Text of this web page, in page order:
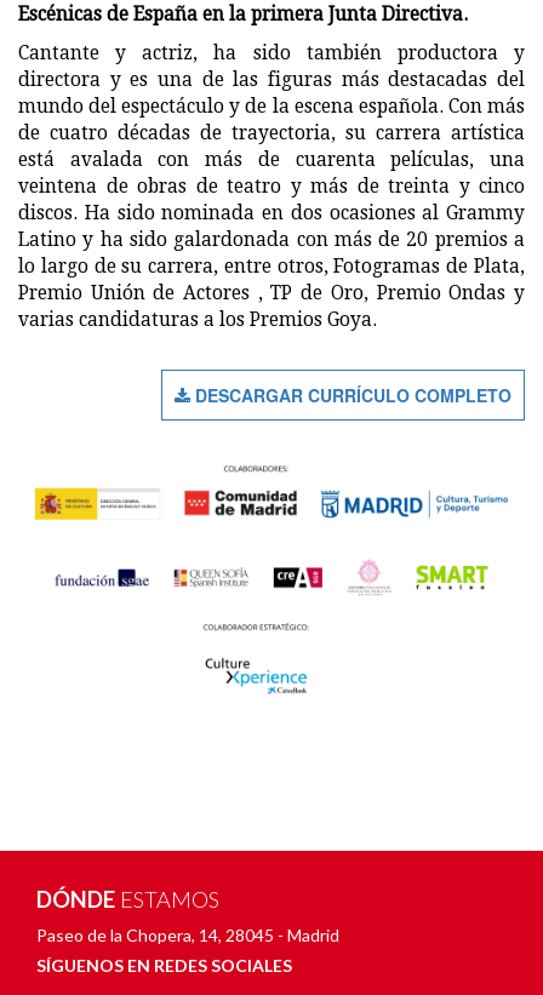
Escénicas de España en la primera Junta Directiva.
Cantante y actriz, ha sido también productora y
directora y es una de las figuras más destacadas del
mundo del espectáculo y de la escena española. Con más
de cuatro décadas de trayectoria, su carrera artística
está avalada con más de cuarenta películas, una
veintena de obras de teatro y más de treinta y cinco
discos. Ha sido nominada en dos ocasiones al Grammy
Latino y ha sido galardonada con más de 20 premios a
lo largo de su carrera, entre otros, Fotogramas de Plata,
Premio Unión de Actores , TP de Oro, Premio Ondas y
varias candidaturas a los Premios Goya.
DESCARGAR CURRÍCULO COMPLETO
DÓNDE ESTAMOS
Paseo de la Chopera, 14, 28045 - Madrid
SÍGUENOS EN REDES SOCIALES